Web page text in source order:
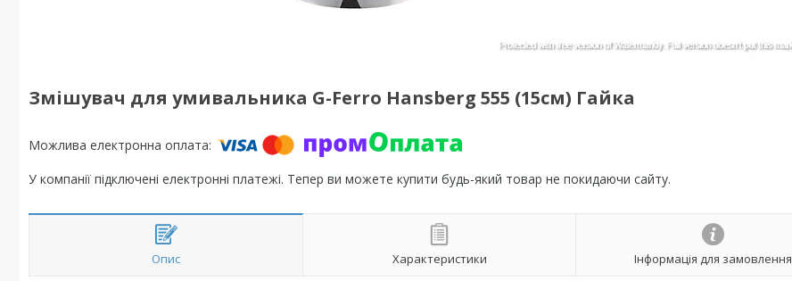
Змішувач для умивальника G-Ferro Hansberg 555 (15см) Гайка
У компанії підключені електронні платежі. Тепер ви можете купити будь-який товар не покидаючи сайту.
Опис Характеристики Інформація для замовлення